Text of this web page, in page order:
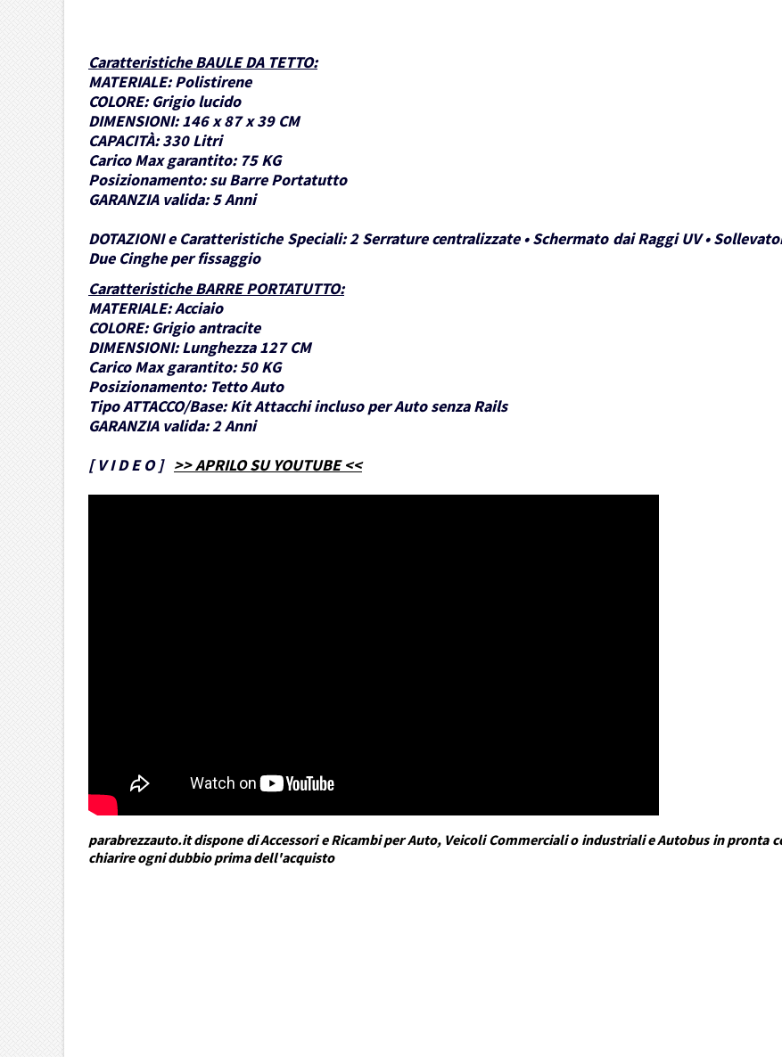
Caratteristiche BAULE DA TETTO:
MATERIALE: Polistirene
COLORE: Grigio lucido
DIMENSIONI: 146 x 87 x 39 CM
CAPACITÀ: 330 Litri
Carico Max garantito: 75 KG
Posizionamento: su Barre Portatutto
GARANZIA valida: 5 Anni
DOTAZIONI e Caratteristiche Speciali:2 Serrature centralizzate • Schermato dai Raggi UV •
Due Cinghe per fissaggio
Caratteristiche BARRE PORTATUTTO:
MATERIALE:Acciaio
COLORE: Grigio antracite
DIMENSIONI: Lunghezza 127 CM
Carico Max garantito: 50 KG
Posizionamento: Tetto Auto
Tipo ATTACCO/Base: Kit Attacchi incluso per Auto senza Rails
GARANZIA valida:2 Anni
[V I D E O] >> APRILO SU YOUTUBE <<
parabrezzauto.it dispone di Accessori e Ricambi per Auto, Veicoli Commerciali o industriali e Autobus in pronta
chiarire ogni dubbio prima dell'acquisto